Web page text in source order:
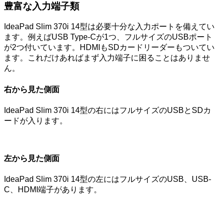
豊富な入力端子類
IdeaPad Slim 370i 14型は必要十分な入力ポートを備えてい
ます。例えばUSB Type-Cが1つ、フルサイズのUSBポート
が2つ付いています。HDMIもSDカードリーダーもついてい
ます。これだけあればまず入力端子に困ることはありませ
ん。
右から見た側面
IdeaPad Slim 370i 14型の右にはフルサイズのUSBとSDカ
ードが入ります。
左から見た側面
IdeaPad Slim 370i 14型の左にはフルサイズのUSB、USB-
C、HDMI端子があります。